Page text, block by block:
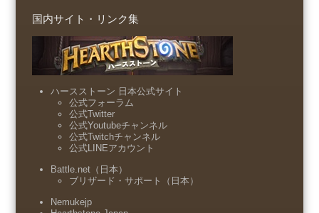
国内サイト・リンク集
ハースストーン 日本公式サイト
公式フォーラム
公式Twitter
公式Youtubeチャンネル
公式Twitchチャンネル
公式LINEアカウント
Battle.net（日本）
ブリザード・サポート（日本）
Nemukejp